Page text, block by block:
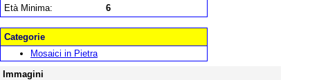
Età Minima:
6
Categorie
Mosaici in Pietra
Immagini